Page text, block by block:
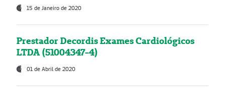
15 de Janeiro de 2020
Prestador Decordis Exames Cardiológicos
LTDA (51004347-4)
01 de Abril de 2020